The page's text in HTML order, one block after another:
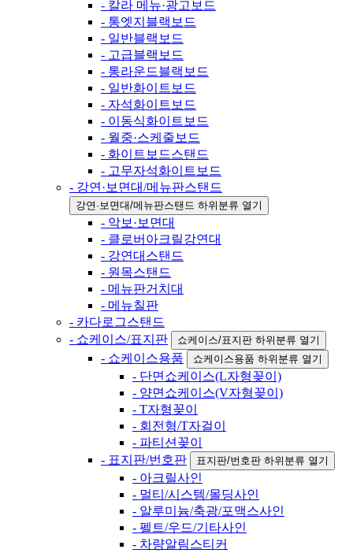
- 칼라 메뉴·광고보드
- 통엣지블랙보드
- 일반블랙보드
- 고급블랙보드
- 통라운드블랙보드
- 일반화이트보드
- 자석화이트보드
- 이동식화이트보드
- 월중·스케줄보드
- 화이트보드스탠드
- 고무자석화이트보드
- 강연·보면대/메뉴판스탠드
강연·보면대/메뉴판스탠드 하위분류 열기
- 악보·보면대
- 클로버아크릴강연대
- 강연대스탠드
- 원목스탠드
- 메뉴판거치대
- 메뉴칠판
- 카다로그스탠드
- 쇼케이스/표지판
쇼케이스/표지판 하위분류 열기
- 쇼케이스용품 쇼케이스용품 하위분류 열기
- 단면쇼케이스(L자형꽂이)
- 양면쇼케이스(V자형꽂이)
- T자형꽂이
- 회전형/T자걸이
- 파티션꽂이
- 표지판/번호판
표지판/번호판 하위분류 열기
- 아크릴사인
- 멀티/시스템/몰딩사인
- 알루미늄/축광/포맥스사인
- 펠트/우드/기타사인
- 차량알림스티커